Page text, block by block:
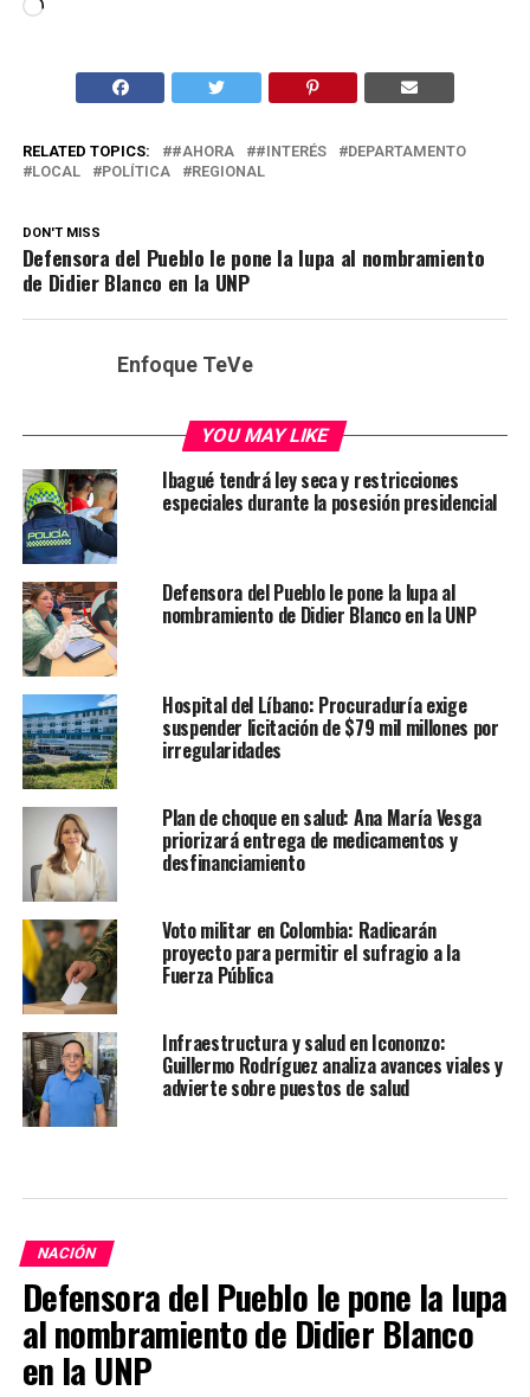
Cargando...
RELATED TOPICS: #AHORA #INTERÉS
DEPARTAMENTO
LOCAL
POLÍTICA REGIONAL
DON'T MISS
Defensora del Pueblo le pone la lupa al nombramiento
de Didier Blanco en la UNP
Enfoque TeVe
YOU MAY LIKE
Ibagué tendrá ley seca y restricciones
especiales durante la posesión presidencial
Defensora del Pueblo le pone la lupa al
nombramiento de Didier Blanco en la UNP
Hospital del Líbano: Procuraduría exige
suspender licitación de $79 mil millones por
irregularidades
Plan de choque en salud: Ana María Vesga
priorizará entrega de medicamentos y
desfinanciamiento
Voto militar en Colombia: Radicarán
proyecto para permitir el sufragio a la
Fuerza Pública
Infraestructura y salud en Icononzo:
Guillermo Rodríguez analiza avances viales y
advierte sobre puestos de salud
NACIÓN
Defensora del Pueblo le pone la lupa
al nombramiento de Didier Blanco
en la UNP